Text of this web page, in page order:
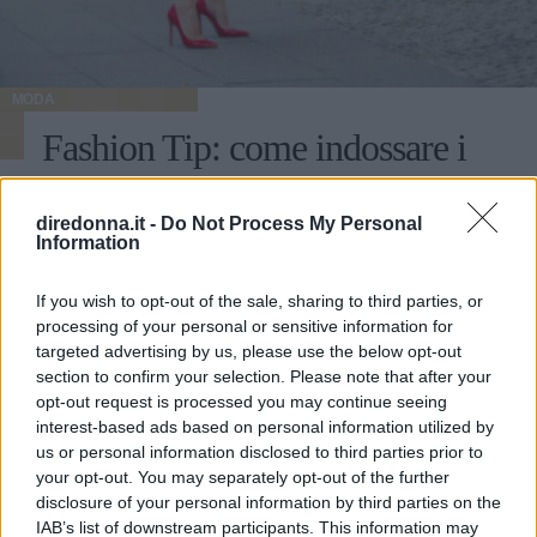
diredonna.it - Do Not Process My Personal
Information
If you wish to opt-out of the sale, sharing to third parties, or
processing of your personal or sensitive information for
targeted advertising by us, please use the below opt-out
section to confirm your selection. Please note that after your
opt-out request is processed you may continue seeing
interest-based ads based on personal information utilized by
us or personal information disclosed to third parties prior to
your opt-out. You may separately opt-out of the further
disclosure of your personal information by third parties on the
IAB’s list of downstream participants. This information may
MODA
Fashion Tip: come indossare i
Una piccola guida per scoprire tutti i segreti dei modelli
creare outfit ad alto tasso di glamour.
FRANCESCA ROMANA BUFFETTI